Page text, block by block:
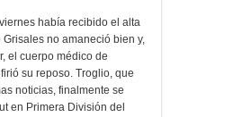
había recibido el alta
no amaneció bien y,
el cuerpo médico de
su reposo. Troglio, que
noticias, finalmente se
en Primera División del